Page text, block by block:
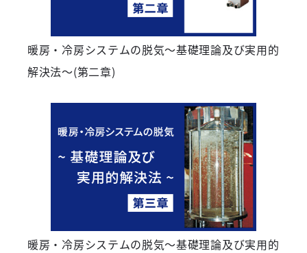
暖房・冷房システムの脱気～基礎理論及び実用的
解決法～(第二章)
暖房・冷房システムの脱気～基礎理論及び実用的